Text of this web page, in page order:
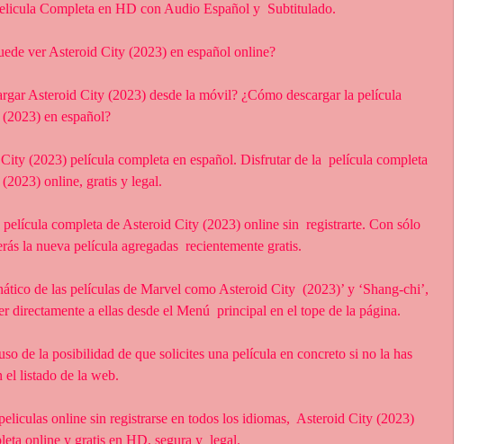
Completa en HD con Audio Español y  Subtitulado.
ver Asteroid City (2023) en español online?
en español?
online, gratis y legal.
la nueva película agregadas  recientemente gratis.
directamente a ellas desde el Menú  principal en el tope de la página.
el listado de la web.
online y gratis en HD, segura y  legal.